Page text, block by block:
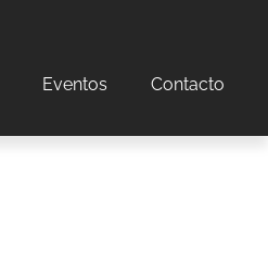
Eventos Contacto